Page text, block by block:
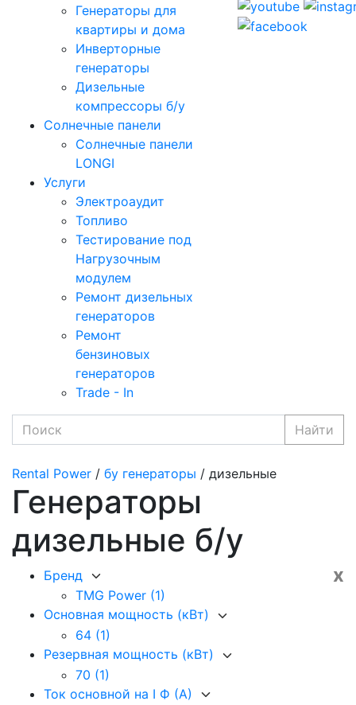
Генераторы для
квартиры и дома
Инверторные
генераторы
Дизельные
компрессоры б/у
Солнечные панели
Солнечные панели
LONGI
Услуги
Электроаудит
Топливо
Тестирование под
Нагрузочным
модулем
Ремонт дизельных
генераторов
Ремонт
бензиновых
генераторов
Trade - In
Найти
Rental Power / бу генераторы / дизельные
Генераторы
дизельные б/у
x
Бренд
TMG Power (1)
Основная мощность (кВт)
64 (1)
Резервная мощность (кВт)
70 (1)
Ток основной на I Ф (А)